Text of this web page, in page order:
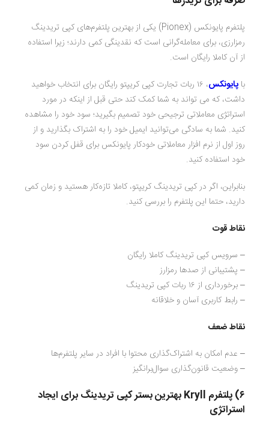
پلتفرم پایونکس (Pionex) یکی از بهترین پلتفرم‌های کپی تریدینگ
رمزارزی، برای معامله‌گرانی است که نقدینگی کمی دارند؛ زیرا استفاده
از آن کاملا رایگان است.
با پایونکس
، ۱۶ ربات تجارت کپی کریپتو رایگان برای انتخاب خواهید
داشت، که می تواند به شما کمک کند حتی قبل از اینکه در مورد
استراتژی معاملاتی ترجیحی خود تصمیم بگیرید؛ سود خود را مشاهده
کنید. شما به سادگی می‌توانید ایمیل خود را به اشتراک بگذارید و از
روز اول از نرم افزار معاملاتی خودکار پایونکس برای قفل کردن سود
خود استفاده کنید.
بنابراین، اگر در کپی تریدینگ کریپتو، کاملا تازه‌کار هستید و زمان کمی
دارید، حتما این پلتفرم را بررسی کنید.
نقاط قوت
– سرویس کپی تریدینگ کاملا رایگان
– پشتیبانی از صدها رمزارز
– برخورداری از ۱۶ ربات کپی تریدینگ
– رابط کاربری آسان و خلاقانه
نقاط ضعف
– عدم امکان به اشتراک‌گذاری محتوا با افراد در سایر پلتفرم‌ها
– وضعیت قانون‌گذاری سوال‌برانگیز
۶) پلتفرم Kryllبهترین بستر کپی تریدینگ برای ایجاد
استراتژی